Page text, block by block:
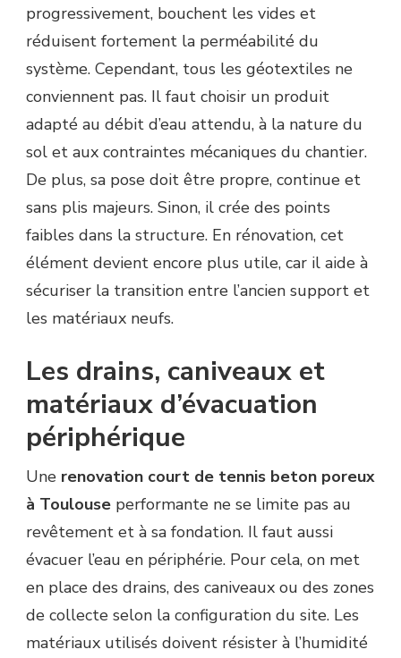
progressivement, bouchent les vides et
réduisent fortement la perméabilité du
système. Cependant, tous les géotextiles ne
conviennent pas. Il faut choisir un produit
adapté au débit d’eau attendu, à la nature du
sol et aux contraintes mécaniques du chantier.
De plus, sa pose doit être propre, continue et
sans plis majeurs. Sinon, il crée des points
faibles dans la structure. En rénovation, cet
élément devient encore plus utile, car il aide à
sécuriser la transition entre l’ancien support et
les matériaux neufs.
Les drains, caniveaux et
matériaux d’évacuation
périphérique
Une renovation court de tennis beton poreux
à Toulouse performante ne se limite pas au
revêtement et à sa fondation. Il faut aussi
évacuer l’eau en périphérie. Pour cela, on met
en place des drains, des caniveaux ou des zones
de collecte selon la configuration du site. Les
matériaux utilisés doivent résister à l’humidité